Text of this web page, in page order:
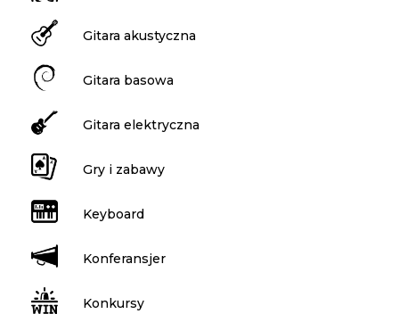
Gitara akustyczna
Gitara basowa
Gitara elektryczna
Gry i zabawy
Keyboard
Konferansjer
Konkursy